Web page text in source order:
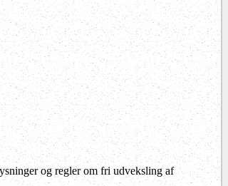
og regler om fri udveksling af